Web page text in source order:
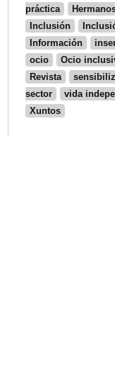
práctica
Inclusión
Información
ocio
Ocio
Revista
sector
vida
Xuntos